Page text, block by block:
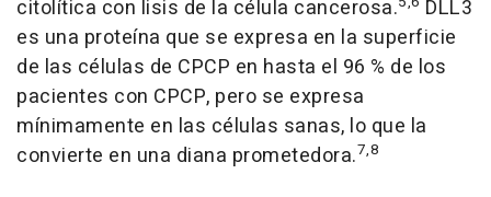
citolítica con lisis de la célula cancerosa.
DLL3
es una proteína que se expresa en la superficie
de las células de CPCP en hasta el 96 % de los
pacientes con CPCP, pero se expresa
mínimamente en las células sanas, lo que la
convierte en una diana prometedora.7,8